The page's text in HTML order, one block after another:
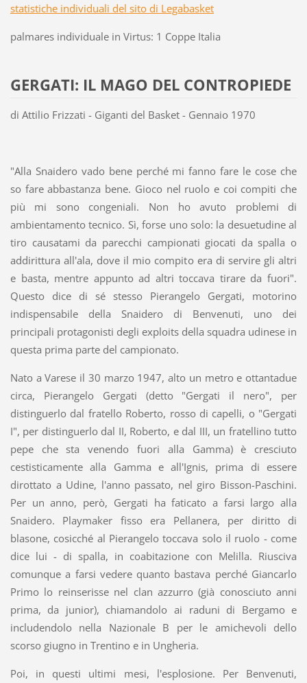
statistiche individuali del sito di Legabasket
palmares individuale in Virtus: 1 Coppe Italia
GERGATI: IL MAGO DEL CONTROPIEDE
di Attilio Frizzati - Giganti del Basket - Gennaio 1970
"Alla Snaidero vado bene perché mi fanno fare le cose che
so fare abbastanza bene. Gioco nel ruolo e coi compiti che
più mi sono congeniali. Non ho avuto problemi di
ambientamento tecnico. Sì, forse uno solo: la desuetudine al
tiro causatami da parecchi campionati giocati da spalla o
addirittura all'ala, dove il mio compito era di servire gli altri
e basta, mentre appunto ad altri toccava tirare da fuori".
Questo dice di sé stesso Pierangelo Gergati, motorino
indispensabile della Snaidero di Benvenuti, uno dei
principali protagonisti degli exploits della squadra udinese in
questa prima parte del campionato.
Nato a Varese il 30 marzo 1947, alto un metro e ottantadue
circa, Pierangelo Gergati (detto "Gergati il nero", per
distinguerlo dal fratello Roberto, rosso di capelli, o "Gergati
I", per distinguerlo dal II, Roberto, e dal III, un fratellino tutto
pepe che sta venendo fuori alla Gamma) è cresciuto
cestisticamente alla Gamma e all'Ignis, prima di essere
dirottato a Udine, l'anno passato, nel giro Bisson-Paschini.
Per un anno, però, Gergati ha faticato a farsi largo alla
Snaidero. Playmaker fisso era Pellanera, per diritto di
blasone, cosicché al Pierangelo toccava solo il ruolo - come
dice lui - di spalla, in coabitazione con Melilla. Riusciva
comunque a farsi vedere quanto bastava perché Giancarlo
Primo lo reinserisse nel clan azzurro (già conosciuto anni
prima, da junior), chiamandolo ai raduni di Bergamo e
includendolo nella Nazionale B per le amichevoli dello
scorso giugno in Trentino e in Ungheria.
Poi, in questi ultimi mesi, l'esplosione. Per Benvenuti,